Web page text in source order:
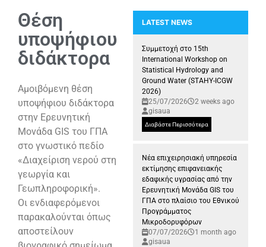
Θέση
υποψήφιου
διδάκτορα
Αμοιβόμενη θέση
υποψήφιου διδάκτορα
στην Ερευνητική
Μονάδα GIS του ΓΠΑ
στο γνωστικό πεδίο
«Διαχείριση νερού στη
γεωργία και
Γεωπληροφορική».
Οι ενδιαφερόμενοι
παρακαλούνται όπως
αποστείλουν
LATEST NEWS
Συμμετοχή της Ερευνητικής
Συμμετοχή στο 15th
International Workshop on
Statistical Hydrology and
Ground Water (STAHY-ICGW
2026)
25/07/2026
2 weeks ago
gisaua
Διαβάστε Περισσότερα
Νέα επιχειρησιακή υπηρεσία
εκτίμησης επιφανειακής
εδαφικής υγρασίας από την
Ερευνητική Μονάδα GIS του
ΓΠΑ στο πλαίσιο του Εθνικού
Προγράμματος
Μικροδορυφόρων
07/07/2026
1 month ago
gisaua